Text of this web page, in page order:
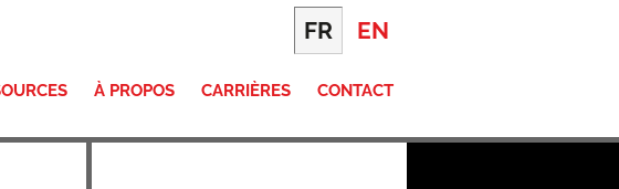
FR EN
À PROPOS CARRIÈRES CONTACT